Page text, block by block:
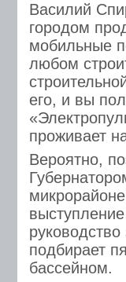
Василий
городом
мобильные
любом
его, и вы
проживает
Вероятно,
подбирает
бассейном.